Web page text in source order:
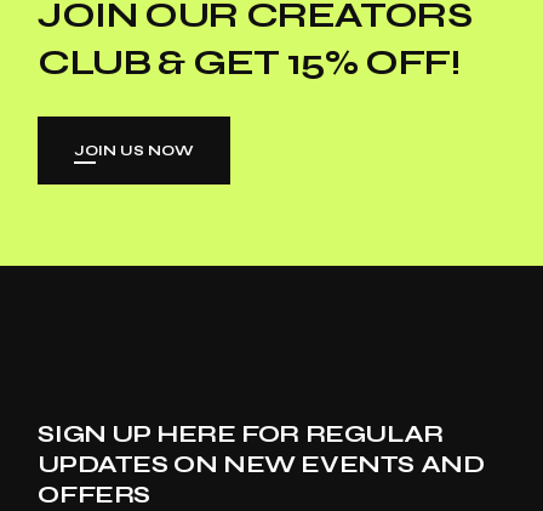
JOIN OUR CREATORS
CLUB & GET 15% OFF!
JOIN US NOW
SIGN UP HERE FOR REGULAR
UPDATES ON NEW EVENTS AND
OFFERS